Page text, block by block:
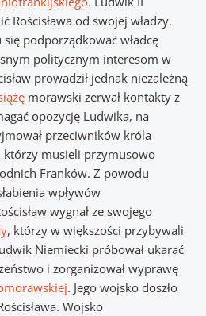
Rościsława od swojej władzy.
się podporządkować władcę
politycznym interesom w
prowadził jednak niezależną
morawski zerwał kontakty z
opozycję Ludwika, na
przeciwników króla
musieli przymusowo
Franków. Z powodu
wpływów
wygnał ze swojego
, którzy w większości przybywali
Niemiecki próbował ukarać
i zorganizował wyprawę
. Jego wojsko doszło
Wojsko